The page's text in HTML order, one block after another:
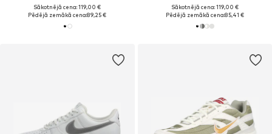
Sākotnējā cena: 119,00 €
Pēdējā zemākā cena:89,25 €
Sākotnējā cena: 119,00 €
Pēdējā zemākā cena:85,41 €